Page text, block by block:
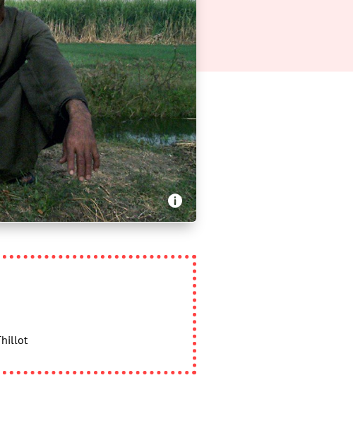
Films - Je suis le peuple 